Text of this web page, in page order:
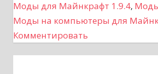
ц
и
Моды для Майнкрафт 1.9.4,
Моды на компьютеры для
Комментировать